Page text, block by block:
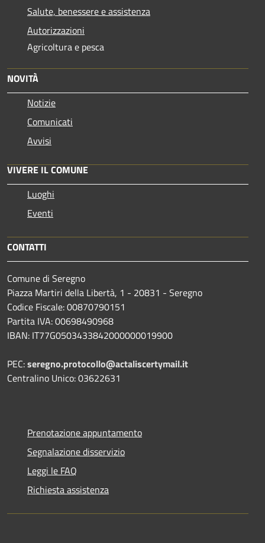
Salute, benessere e assistenza
Autorizzazioni
Agricoltura e pesca
NOVITÀ
Notizie
Comunicati
Avvisi
VIVERE IL COMUNE
Luoghi
Eventi
CONTATTI
Comune di Seregno
Piazza Martiri della Libertà, 1 - 20831 - Seregno
Codice Fiscale: 00870790151
Partita IVA: 00698490968
IBAN: IT77G0503433842000000019900
PEC:seregno.protocollo@actaliscertymail.it
Centralino Unico: 03622631
Prenotazione appuntamento
Segnalazione disservizio
Leggi le FAQ
Richiesta assistenza